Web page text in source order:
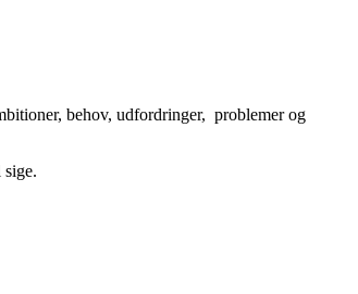
behov, udfordringer, problemer og